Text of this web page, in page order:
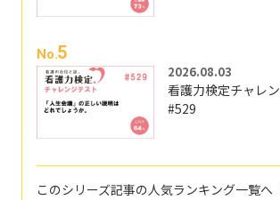
No.5
2026.08.03
看護力検定チャレ
#529
このシリーズ記事の人気ランキング一覧へ